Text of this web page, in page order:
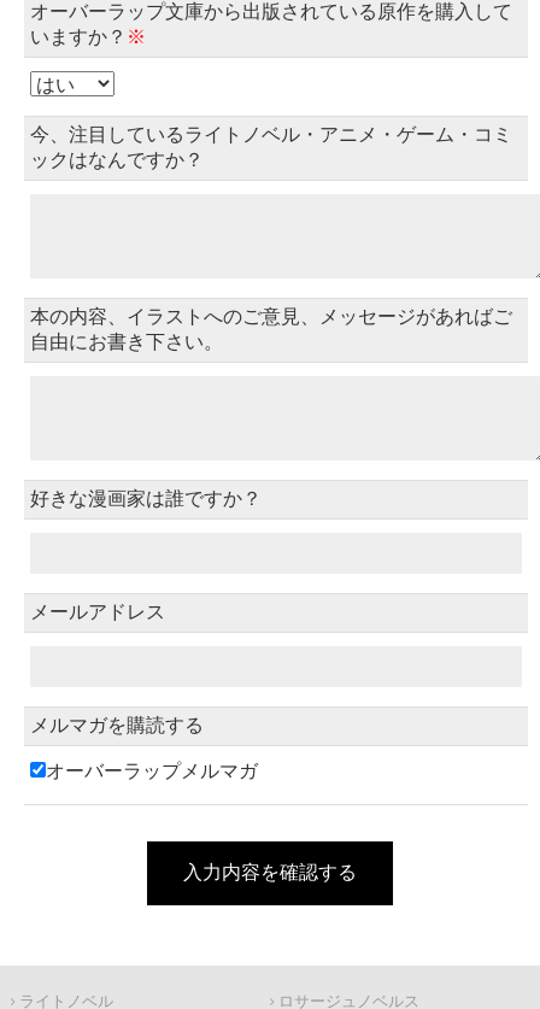
オーバーラップ文庫から出版されている原作を購入して
いますか？ ※
今、注目しているライトノベル・アニメ・ゲーム・コミ
ックはなんですか？
本の内容、イラストへのご意見、メッセージがあればご
自由にお書き下さい。
好きな漫画家は誰ですか？
メールアドレス
メルマガを購読する
オーバーラップメルマガ
入力内容を確認する
ライトノベル ロサージュノベルス